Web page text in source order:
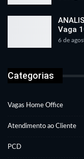
Vaga
6 de
Categorias
Vagas Home Office
Atendimento ao Cliente
PCD